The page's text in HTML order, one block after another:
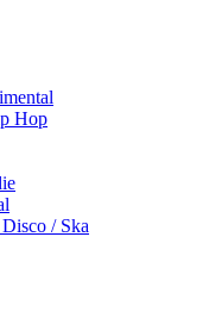
Hop
/ Ska